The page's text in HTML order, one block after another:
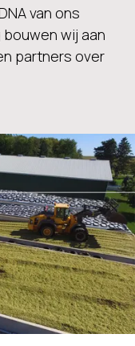
van ons
wij aan
partners over